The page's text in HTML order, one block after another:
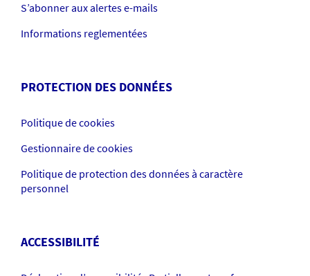
S’abonner aux alertes e-mails
Informations reglementées
PROTECTION DES DONNÉES
Politique de cookies
Gestionnaire de cookies
Politique de protection des données à caractère
personnel
ACCESSIBILITÉ